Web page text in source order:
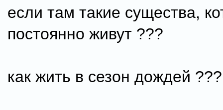
если там такие существа,
постоянно живут ???
как жить в сезон дождей ???